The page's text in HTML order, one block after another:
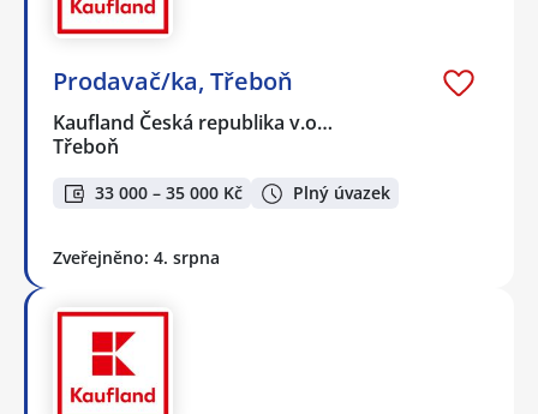
Prodavač/ka, Třeboň
Kaufland Česká republika v.o…
Třeboň
33 000 – 35 000 Kč Plný úvazek
Zveřejněno: 4. srpna